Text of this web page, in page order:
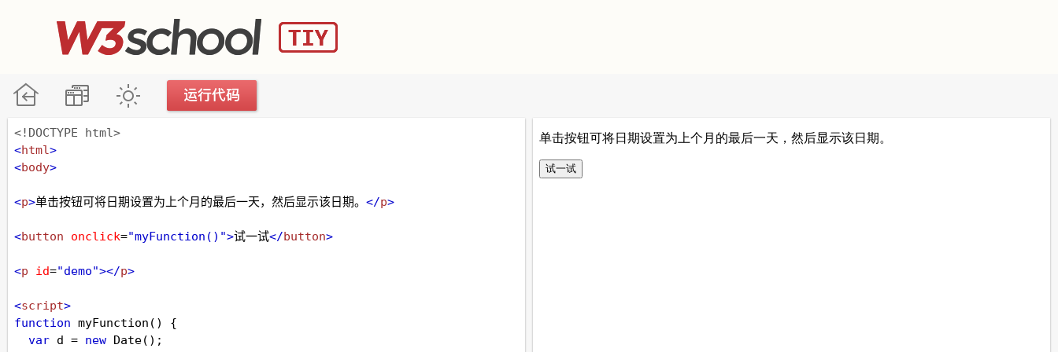
<!DOCTYPE html>
<html>
<body>
<p>单击按钮可将日期设置为上个月的最后一天，然后显示该日期。 </p>
<button onclick="myFunction()">试一试</button>
<p id="demo"></p>
<script>
function myFunction () {
var d = new Date();